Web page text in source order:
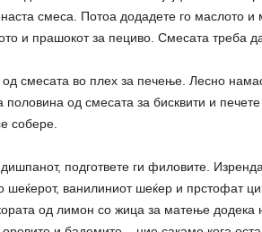
смеса. Потоа додадете го маслото и
и прашокот за пециво. Смесата треба
смесата во плех за печење. Лесно
половина од смесата за бисквити и
собере.
подгответе ги филовите.
шеќерот, ванилиниот шеќер и прстофат
од лимон со жица за матење додека